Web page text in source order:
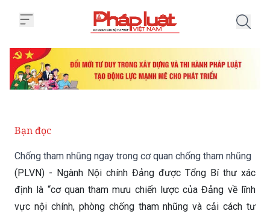
Bạn đọc
Chống tham nhũng ngay trong cơ quan chống tham nhũng
(PLVN) - Ngành Nội chính Đảng được Tổng Bí thư xác
định là “cơ quan tham mưu chiến lược của Đảng về lĩnh
vực nội chính, phòng chống tham nhũng và cải cách tư